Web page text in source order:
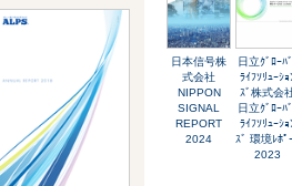
日本信号株
式会社
NIPPON
SIGNAL
REPORT
2024
日立ｸﾞﾛｰﾊ
ﾗｲﾌｿﾘｭｰｼｮ
ｽﾞ株式会
日立ｸﾞﾛｰﾊ
ﾗｲﾌｿﾘｭｰｼｮ
ｽﾞ 環境ﾚﾎﾟ
2023